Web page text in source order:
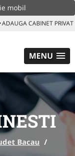
mobil
ADAUGA CABINET PRIVAT
MENU
Bacau /